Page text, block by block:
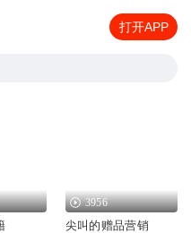
打开APP
3956
尖叫的赠品营销